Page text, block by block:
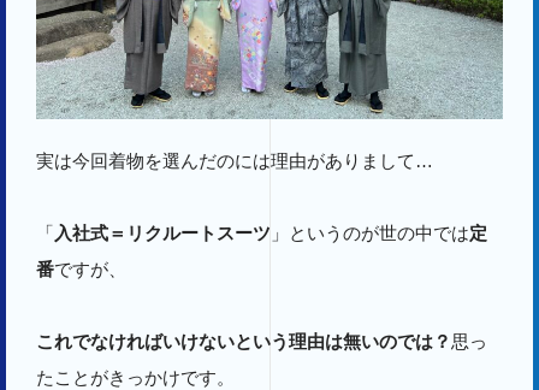
実は今回着物を選んだのには理由がありまして…
「 入社式＝リクルートスーツ 」というのが世の中では定
番ですが、
これでなければいけないという理由は無いのでは？思っ
たことがきっかけです。